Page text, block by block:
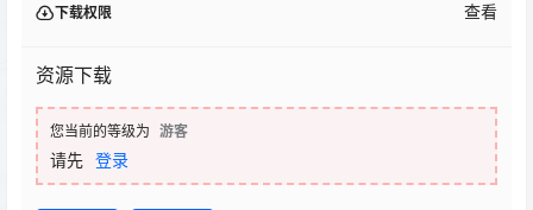
下载权限 查看
资源下载
您当前的等级为 游客
请先 登录